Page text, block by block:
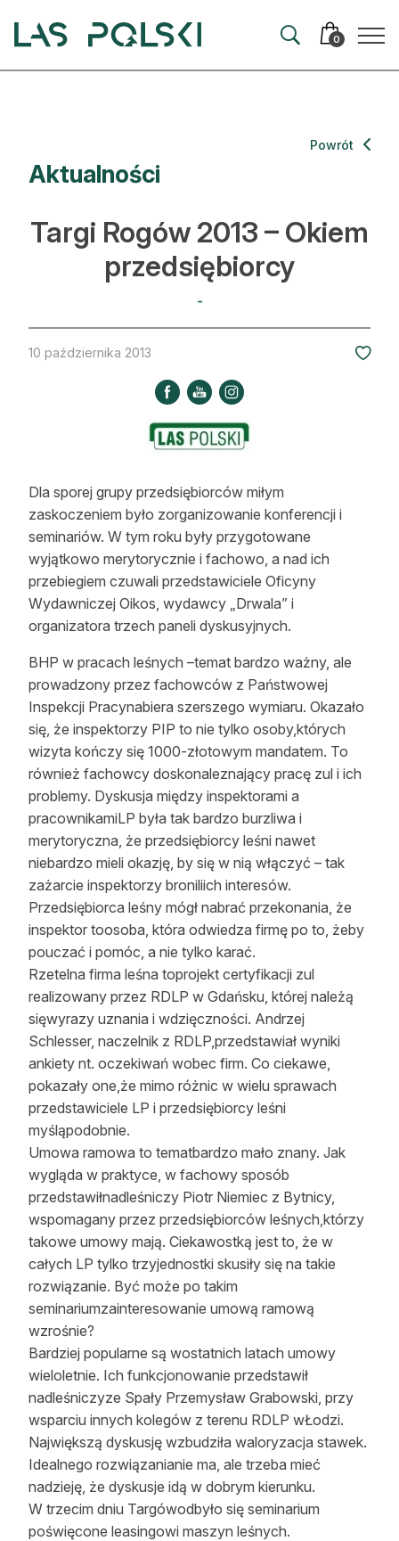
0
Artykuły
Hodowla lasu
Ochrona lasu
Nowe technologie
Kultura i historia
Dla drwala
Leśnik na zakupach
Z zagranicy
Edukacja
O nas
100 lat „Lasu Polskiego”
Prenumerata
Reklama
Zostań autorem
Archiwum
Kontakt
Aktualności
Powrót
Targi Rogów 2013 – Okiem
przedsiębiorcy
-
10 października 2013
Dla sporej grupy przedsiębiorców miłym
zaskoczeniem było zorganizowanie konferencji i
seminariów. W tym roku były przygotowane
wyjątkowo merytorycznie i fachowo, a nad ich
przebiegiem czuwali przedstawiciele Oficyny
Wydawniczej Oikos, wydawcy „Drwala” i
organizatora trzech paneli dyskusyjnych.
BHP w pracach leśnych –temat bardzo ważny, ale
prowadzony przez fachowców z Państwowej
Inspekcji Pracynabiera szerszego wymiaru. Okazało
się, że inspektorzy PIP to nie tylko osoby,których
wizyta kończy się 1000-złotowym mandatem. To
również fachowcy doskonaleznający pracę zul i ich
problemy. Dyskusja między inspektorami a
pracownikamiLP była tak bardzo burzliwa i
merytoryczna, że przedsiębiorcy leśni nawet
niebardzo mieli okazję, by się w nią włączyć – tak
zażarcie inspektorzy broniliich interesów.
Przedsiębiorca leśny mógł nabrać przekonania, że
inspektor toosoba, która odwiedza firmę po to, żeby
pouczać i pomóc, a nie tylko karać.
Rzetelna firma leśna toprojekt certyfikacji zul
realizowany przez RDLP w Gdańsku, której należą
sięwyrazy uznania i wdzięczności. Andrzej
Schlesser, naczelnik z RDLP,przedstawiał wyniki
ankiety nt. oczekiwań wobec firm. Co ciekawe,
pokazały one,że mimo różnic w wielu sprawach
przedstawiciele LP i przedsiębiorcy leśni
myśląpodobnie.
Umowa ramowa to tematbardzo mało znany. Jak
wygląda w praktyce, w fachowy sposób
przedstawiłnadleśniczy Piotr Niemiec z Bytnicy,
wspomagany przez przedsiębiorców leśnych,którzy
takowe umowy mają. Ciekawostką jest to, że w
całych LP tylko trzyjednostki skusiły się na takie
rozwiązanie. Być może po takim
seminariumzainteresowanie umową ramową
wzrośnie?
Bardziej popularne są wostatnich latach umowy
wieloletnie. Ich funkcjonowanie przedstawił
nadleśniczyze Spały Przemysław Grabowski, przy
wsparciu innych kolegów z terenu RDLP wŁodzi.
Największą dyskusję wzbudziła waloryzacja stawek.
Idealnego rozwiązanianie ma, ale trzeba mieć
nadzieję, że dyskusje idą w dobrym kierunku.
W trzecim dniu Targówodbyło się seminarium
poświęcone leasingowi maszyn leśnych.